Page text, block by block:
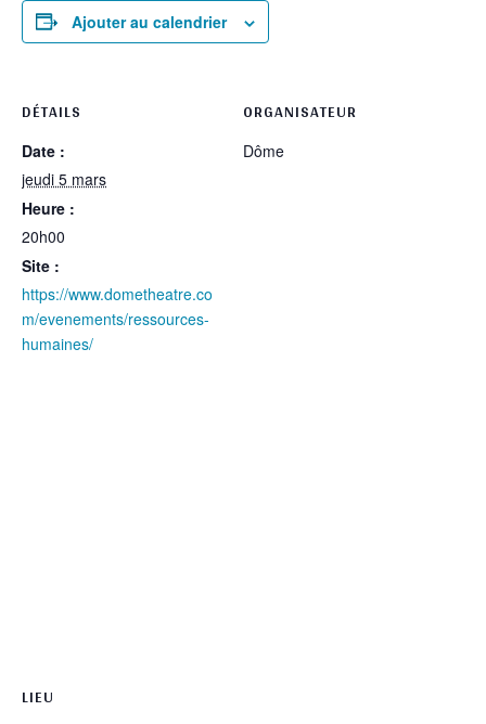
Ajouter au calendrier
DÉTAILS
Date :
jeudi 5 mars
Heure :
20h00
Site :
https://www.dometheatre.co
m/evenements/ressources-
humaines/
ORGANISATEUR
Dôme
LIEU